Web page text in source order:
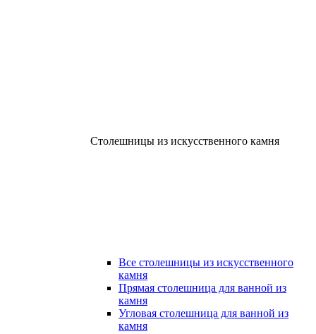
Столешницы из искусственного камня
Все столешницы из искусственного
камня
Прямая столешница для ванной из
камня
Угловая столешница для ванной из
камня